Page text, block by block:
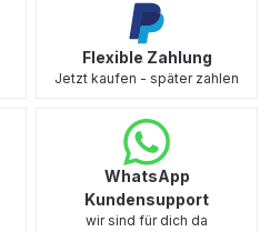
Flexible Zahlung
Jetzt kaufen - später zahlen
WhatsApp
Kundensupport
wir sind für dich da